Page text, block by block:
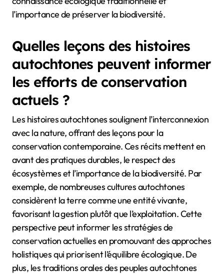
l’importance de préserver la biodiversité.
Quelles leçons des histoires
autochtones peuvent informer
les efforts de conservation
actuels ?
Les histoires autochtones soulignent l’interconnexion
avec la nature, offrant des leçons pour la
conservation contemporaine. Ces récits mettent en
avant des pratiques durables, le respect des
écosystèmes et l’importance de la biodiversité. Par
exemple, de nombreuses cultures autochtones
considèrent la terre comme une entité vivante,
favorisant la gestion plutôt que l’exploitation. Cette
perspective peut informer les stratégies de
conservation actuelles en promouvant des approches
holistiques qui priorisent l’équilibre écologique. De
plus, les traditions orales des peuples autochtones